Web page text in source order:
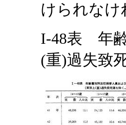
けられなけ
I-48表 年
(重)過失致